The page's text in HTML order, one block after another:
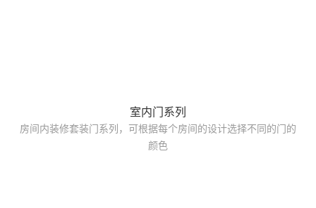
室内门系列
房间内装修套装门系列，可根据每个房间的设计选择不同的门的
颜色